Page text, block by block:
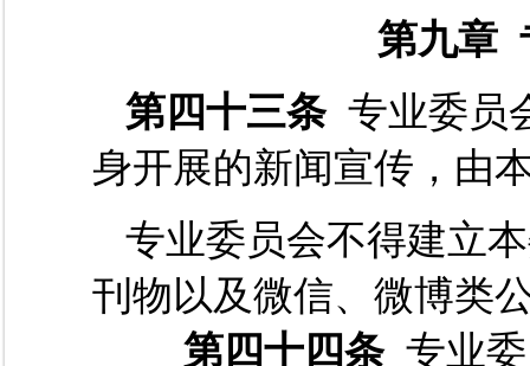
第九章
第四十三条 专业委员
身开展的新闻宣传，由
专业委员会不得建立
刊物以及微信、微博类
第四十四条 专业